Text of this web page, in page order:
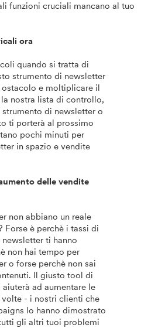
funzioni cruciali mancano al tuo
ora
quando si tratta di
strumento di newsletter
e moltiplicare il
nostra lista di controllo,
di newsletter o
ti porterà al prossimo
pochi minuti per
in spazio e vendite
delle vendite
non abbiano un reale
Forse è perchè i tassi di
ti hanno
non hai tempo per
o forse perchè non sai
Il giusto tool di
ad aumentare le
volte - i nostri clienti che
lo hanno dimostrato
gli altri tuoi problemi